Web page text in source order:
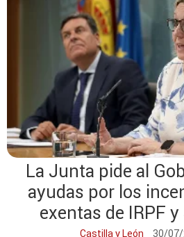
La Junta pide al
ayudas por los
exentas de IRPF
Castilla y León 30/07/